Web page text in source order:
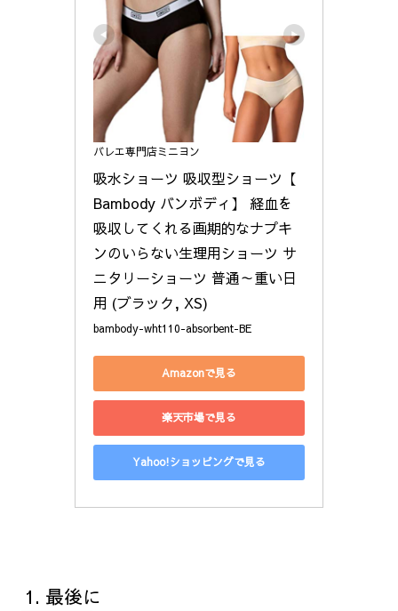
バレエ専門店ミニヨン
吸水ショーツ 吸収型ショーツ【
Bambody バンボディ】 経血を
吸収してくれる画期的なナプキ
ンのいらない生理用ショーツ サ
ニタリーショーツ 普通～重い日
用 (ブラック, XS)
bambody-wht110-absorbent-BE
Amazonで見る
楽天市場で見る
Yahoo!ショッピングで見る
最後に